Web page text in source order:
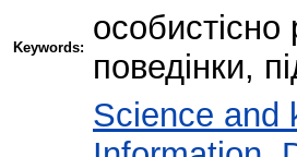
Keywords:
особистісно
поведінки,
Science and